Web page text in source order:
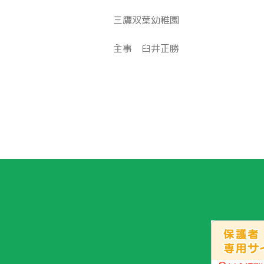
三鷹双葉幼稚園
主事 臼井正勝